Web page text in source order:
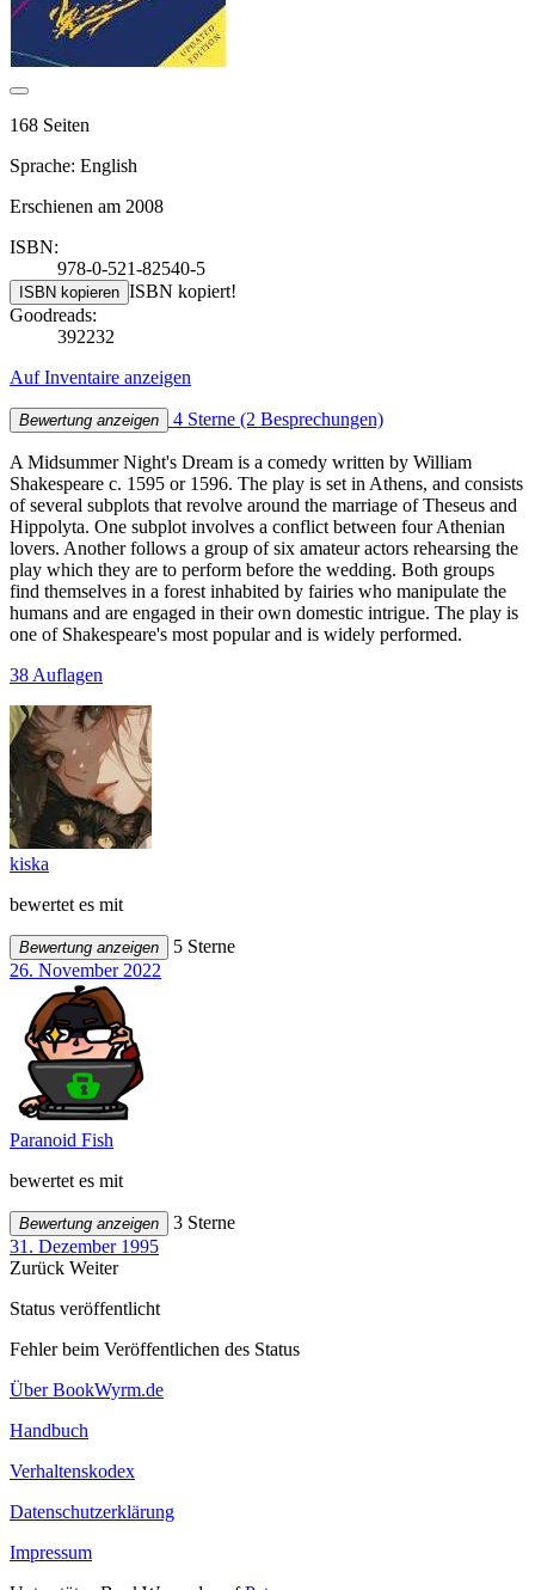
168 Seiten
Sprache: English
Erschienen am 2008
ISBN:
978-0-521-82540-5
ISBN kopieren ISBN kopiert!
Goodreads:
392232
Auf Inventaire anzeigen
Bewertung anzeigen 4 Sterne (2 Besprechungen)
A Midsummer Night's Dream is a comedy written by William
Shakespeare c. 1595 or 1596. The play is set in Athens, and consists
of several subplots that revolve around the marriage of Theseus and
Hippolyta. One subplot involves a conflict between four Athenian
lovers. Another follows a group of six amateur actors rehearsing the
play which they are to perform before the wedding. Both groups
find themselves in a forest inhabited by fairies who manipulate the
humans and are engaged in their own domestic intrigue. The play is
one of Shakespeare's most popular and is widely performed.
38 Auflagen
kiska
bewertet es mit
Bewertung anzeigen
5 Sterne
26. November 2022
Paranoid Fish
bewertet es mit
Bewertung anzeigen
3 Sterne
31. Dezember 1995
Zurück Weiter
Status veröffentlicht
Fehler beim Veröffentlichen des Status
Über BookWyrm.de
Handbuch
Verhaltenskodex
Datenschutzerklärung
Impressum